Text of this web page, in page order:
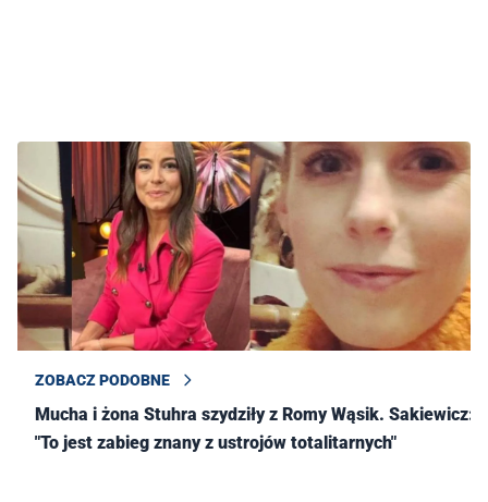
ZOBACZ PODOBNE
Mucha i żona Stuhra szydziły z Romy Wąsik. Sakiewicz:
"To jest zabieg znany z ustrojów totalitarnych"